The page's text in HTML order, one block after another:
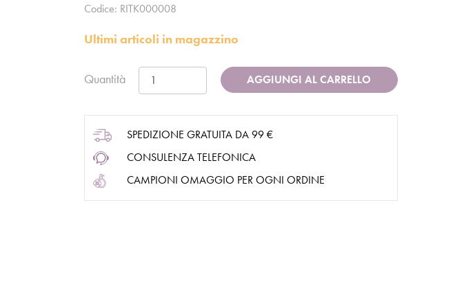
Codice: RITK000008
Ultimi articoli in magazzino
Quantità AGGIUNGI AL CARRELLO
SPEDIZIONE GRATUITA DA 99 €
CONSULENZA TELEFONICA
CAMPIONI OMAGGIO PER OGNI ORDINE